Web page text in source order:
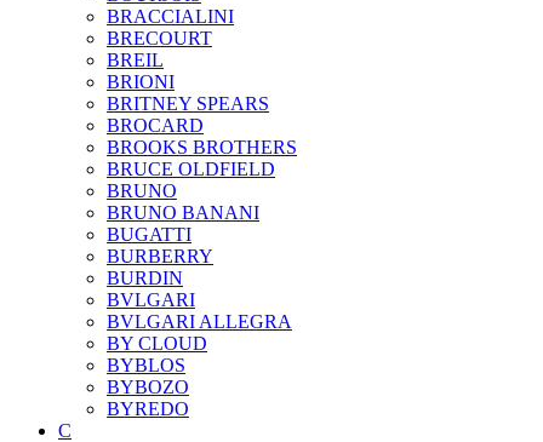
BRACCIALINI
BRECOURT
BREIL
BRIONI
BRITNEY SPEARS
BROCARD
BROOKS BROTHERS
BRUCE OLDFIELD
BRUNO
BRUNO BANANI
BUGATTI
BURBERRY
BURDIN
BVLGARI
BVLGARI ALLEGRA
BY CLOUD
BYBLOS
BYBOZO
BYREDO
C